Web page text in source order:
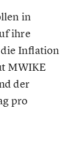
in
ihre
Inflation
MWIKE
der
pro